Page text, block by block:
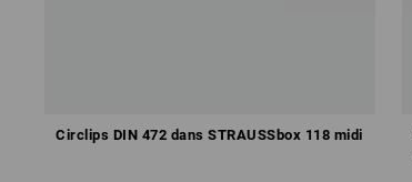
Circlips DIN 472 dans STRAUSSbox 118 midi